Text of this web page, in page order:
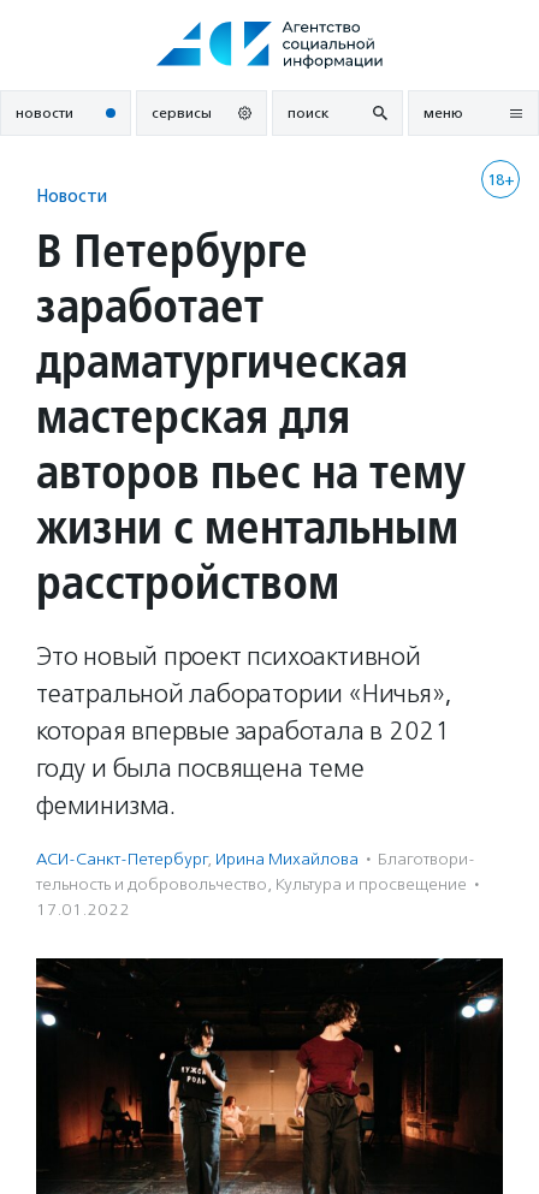
новости сервисы поиск меню
18+
Новости
В Петербурге
заработает
драматургическая
мастерская для
авторов пьес на тему
жизни с ментальным
расстройством
Это новый проект психоактивной
театральной лаборатории «Ничья»,
которая впервые заработала в 2021
году и была посвящена теме
феминизма.
АСИ-Санкт-Петербург, Ирина Михайлова · Благотвори­
тель­ность и доброволь­чест­во, Культура и просвещение ·
17.01.2022